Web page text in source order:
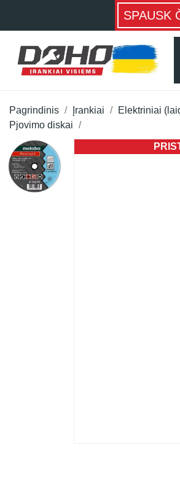
SPAUSK
Pagrindinis Įrankiai Elektriniai
Pjovimo diskai